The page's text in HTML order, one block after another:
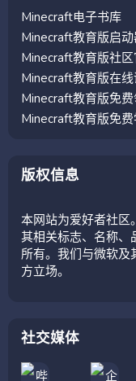
Minecraft电子书库
Minecraft教育版启
Minecraft教育版社区
Minecraft教育版在线
Minecraft教育版免费
Minecraft教育版免
版权信息
本网站为爱好者社
其相关标志、名称、
所有。我们与微软及
方立场。
社交媒体